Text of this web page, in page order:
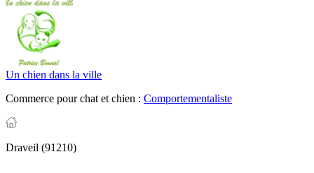
Un chien dans la ville
Commerce pour chat et chien : Comportementaliste
Draveil (91210)